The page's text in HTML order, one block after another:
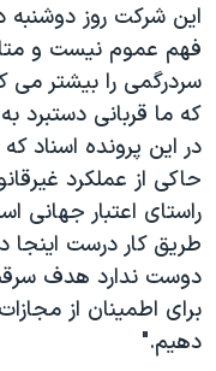
این شرکت روز دوشنبه
فهم عموم نیست و
سردرگمی را بیشتر می
که ما قربانی دستبرد
در این پرونده اسناد
حاکی از عملکرد
راستای اعتبار
طریق کار درست
دوست ندارد هدف سرقت
برای اطمینان از
دهیم."